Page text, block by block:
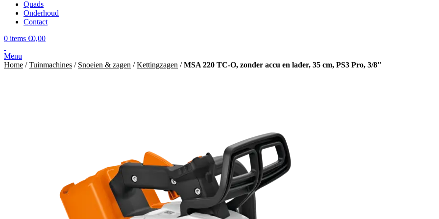
Quads
Onderhoud
Contact
0 items €0,00
Menu
Home /Tuinmachines / Snoeien & zagen /Kettingzagen /MSA 220 TC-O, zonder accu en lader, 35 cm, PS3 Pro, 3/8"